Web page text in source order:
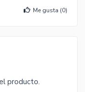
Me gusta (0)
producto.